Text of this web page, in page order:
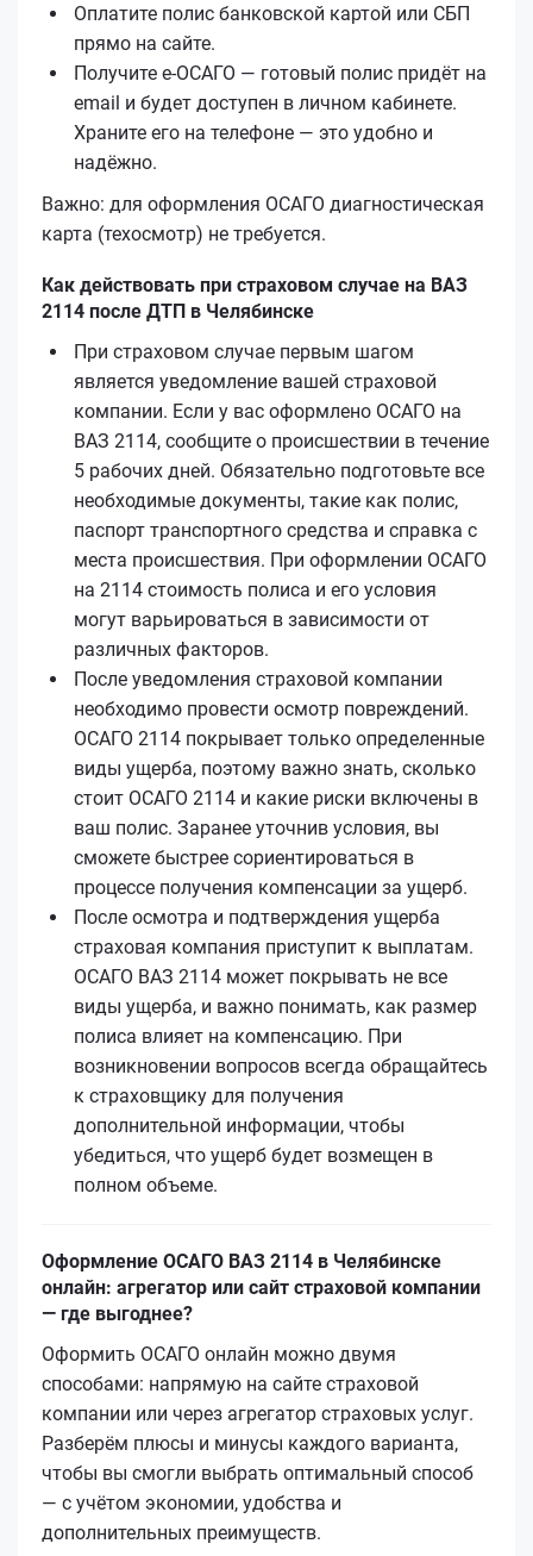
Оплатите полис банковской картой или СБП
прямо на сайте.
Получите е‑ОСАГО — готовый полис придёт на
email и будет доступен в личном кабинете.
Храните его на телефоне — это удобно и
надёжно.
Важно: для оформления ОСАГО диагностическая
карта (техосмотр) не требуется.
Как действовать при страховом случае на ВАЗ
2114 после ДТП в Челябинске
При страховом случае первым шагом
является уведомление вашей страховой
компании. Если у вас оформлено ОСАГО на
ВАЗ 2114, сообщите о происшествии в течение
5 рабочих дней. Обязательно подготовьте все
необходимые документы, такие как полис,
паспорт транспортного средства и справка с
места происшествия. При оформлении ОСАГО
на 2114 стоимость полиса и его условия
могут варьироваться в зависимости от
различных факторов.
После уведомления страховой компании
необходимо провести осмотр повреждений.
ОСАГО 2114 покрывает только определенные
виды ущерба, поэтому важно знать, сколько
стоит ОСАГО 2114 и какие риски включены в
ваш полис. Заранее уточнив условия, вы
сможете быстрее сориентироваться в
процессе получения компенсации за ущерб.
После осмотра и подтверждения ущерба
страховая компания приступит к выплатам.
ОСАГО ВАЗ 2114 может покрывать не все
виды ущерба, и важно понимать, как размер
полиса влияет на компенсацию. При
возникновении вопросов всегда обращайтесь
к страховщику для получения
дополнительной информации, чтобы
убедиться, что ущерб будет возмещен в
полном объеме.
Оформление ОСАГО ВАЗ 2114 в Челябинске
онлайн: агрегатор или сайт страховой компании
— где выгоднее?
Оформить ОСАГО онлайн можно двумя
способами: напрямую на сайте страховой
компании или через агрегатор страховых услуг.
Разберём плюсы и минусы каждого варианта,
чтобы вы смогли выбрать оптимальный способ
— с учётом экономии, удобства и
дополнительных преимуществ.